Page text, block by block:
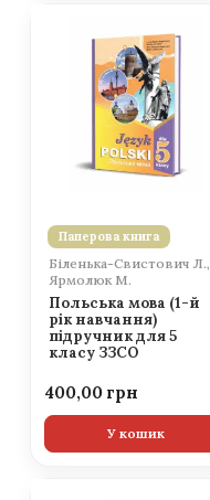
Паперова книга
Біленька-Свистович Л.,
Ярмолюк М.
Польська мова (1-й
рік навчання)
підручник для 5
класу ЗЗСО
400,00
У кошик